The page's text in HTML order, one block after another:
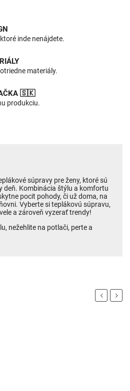
inde nenájdete.
materiály.
🇸🇰
produkciu.
súpravy pre ženy, ktoré sú
deň. Kombinácia štýlu a komfortu
pocit pohody, či už doma, na
Vyberte si teplákovú súpravu,
a zároveň vyzerať trendy!
nežehlite na potlači, perte a
PreviousNext